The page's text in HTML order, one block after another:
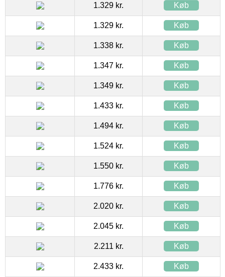
1.329 kr. Køb
1.329 kr. Køb
1.338 kr. Køb
1.347 kr. Køb
1.349 kr. Køb
1.433 kr. Køb
1.494 kr. Køb
1.524 kr. Køb
1.550 kr. Køb
1.776 kr. Køb
2.020 kr. Køb
2.045 kr. Køb
2.211 kr. Køb
2.433 kr. Køb